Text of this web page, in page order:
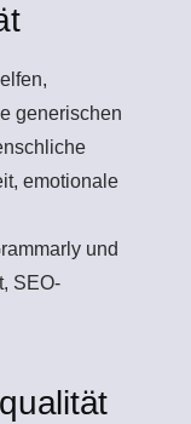
generischen
emotionale
und
SEO-